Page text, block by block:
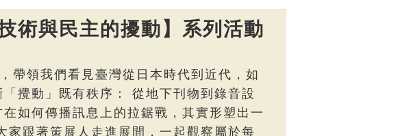
術與民主的擾動】系列活動
帶領我們看見臺灣從日本時代到近代，如
攪動」既有秩序： 從地下刊物到錄音設
如何傳播訊息上的拉鋸戰，其實形塑出一
家跟著策展人走進展間，一起觀察屬於每